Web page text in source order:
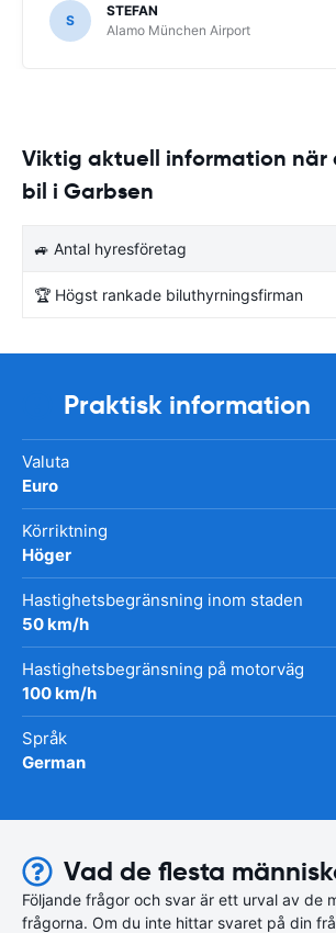
S
STEFAN
Alamo München Airport
Viktig aktuell information när
bil i Garbsen
🚙 Antal hyresföretag
🏆 Högst rankade biluthyrningsfirman
Praktisk information
Valuta
Euro
Körriktning
Höger
Hastighetsbegränsning inom staden
50 km/h
Hastighetsbegränsning på motorväg
100 km/h
Språk
German
Vad de flesta
Följande frågor och svar är ett urval av de
frågorna. Om du inte hittar svaret på din